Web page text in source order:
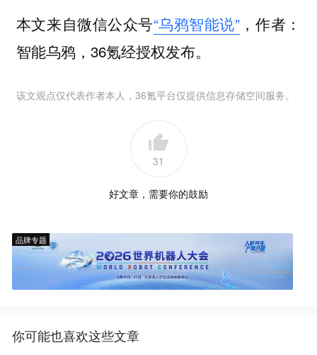
本文来自微信公众号“乌鸦智能说”，作者：
智能乌鸦，36氪经授权发布。
该文观点仅代表作者本人，36氪平台仅提供信息存储空间服务。
31
好文章，需要你的鼓励
品牌专题
你可能也喜欢这些文章